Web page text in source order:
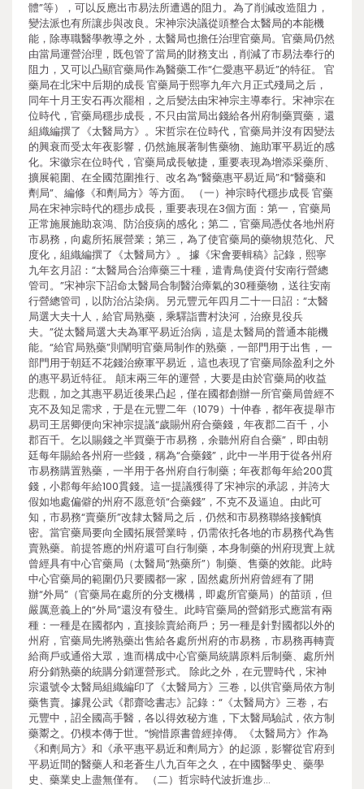
體”等），可以反應出市易法所遭遇的阻力。為了削減改造阻力，
變法派也有所讓步與改良。宋神宗決議從頭整合太醫局的本能機
能，除專職醫學教導之外，太醫局也擔任治理官藥局。官藥局仍然
由當局運營治理，既包管了當局的財務支出，削減了市易法奉行的
阻力，又可以凸顯官藥局作為醫藥工作“仁愛惠平易近”的特征。 官
藥局在北宋中后期的成長 官藥局于熙寧九年六月正式殘局之后，
同年十月王安石再次罷相，之后變法由宋神宗主導奉行。宋神宗在
位時代，官藥局穩步成長，不只由當局出錢給各州府制藥買藥，還
組織編撰了《太醫局方》。宋哲宗在位時代，官藥局并沒有因變法
的興衰而受太年夜影響，仍然施展著制售藥物、施助軍平易近的感
化。宋徽宗在位時代，官藥局成長敏捷，重要表現為增添采藥所、
擴展範圍、在全國范圍推行、改名為“醫藥惠平易近局”和“醫藥和
劑局”、編修《和劑局方》等方面。 （一）神宗時代穩步成長 官藥
局在宋神宗時代的穩步成長，重要表現在3個方面：第一，官藥局
正常施展施助哀鴻、防治疫病的感化；第二，官藥局憑仗各地州府
市易務，向處所拓展營業；第三，為了使官藥局的藥物規范化、尺
度化，組織編撰了《太醫局方》。 據《宋會要輯稿》記錄，熙寧
九年玄月詔：“太醫局合治瘴藥三十種，遣青鳥使資付安南行營總
管司。”宋神宗下詔命太醫局合制醫治瘴氣的30種藥物，送往安南
行營總管司，以防治沾染病。另元豐元年四月二十一日詔：“太醫
局選大夫十人，給官局熟藥，乘驛詣曹村決河，治療見役兵
夫。”從太醫局選大夫為軍平易近治病，這是太醫局的普通本能機
能。“給官局熟藥”則闡明官藥局制作的熟藥，一部門用于出售，一
部門用于朝廷不花錢治療軍平易近，這也表現了官藥局除盈利之外
的惠平易近特征。 顛末兩三年的運營，大要是由於官藥局的收益
悲觀，加之其惠平易近後果凸起，僅在國都創辦一所官藥局曾經不
克不及知足需求，于是在元豐二年（1079）十仲春，都年夜提舉市
易司王居卿便向宋神宗提議“歲賜州府合藥錢，年夜郡二百千，小
郡百千。乞以賜錢之半買藥于市易務，余聽州府自合藥”，即由朝
廷每年賜給各州府一些錢，稱為“合藥錢”，此中一半用于從各州府
市易務購置熟藥，一半用于各州府自行制藥；年夜郡每年給200貫
錢，小郡每年給100貫錢。這一提議獲得了宋神宗的承認，并誇大
假如地處偏僻的州府不愿意領“合藥錢”，不克不及逼迫。由此可
知，市易務“賣藥所”改隸太醫局之后，仍然和市易務聯絡接觸慎
密。當官藥局要向全國拓展營業時，仍需依托各地的市易務代為售
賣熟藥。前提答應的州府還可自行制藥，本身制藥的州府現實上就
曾經具有中心官藥局（太醫局“熟藥所”）制藥、售藥的效能。此時
中心官藥局的範圍仍只要國都一家，固然處所州府曾經有了開
辦“外局”（官藥局在處所的分支機構，即處所官藥局）的苗頭，但
嚴厲意義上的“外局”還沒有發生。此時官藥局的營銷形式應當有兩
種：一種是在國都內，直接賒賣給商戶；另一種是針對國都以外的
州府，官藥局先將熟藥出售給各處所州府的市易務，市易務再轉賣
給商戶或通俗大眾，進而構成中心官藥局統購原料后制藥、處所州
府分銷熟藥的統購分銷運營形式。 除此之外，在元豐時代，宋神
宗還號令太醫局組織編印了《太醫局方》三卷，以供官藥局依方制
藥售賣。據晁公武《郡齋唸書志》記錄：“《太醫局方》三卷，右
元豐中，詔全國高手醫，各以得效秘方進，下太醫局驗試，依方制
藥鬻之。仍模本傳于世。”惋惜原書曾經掉傳。《太醫局方》作為
《和劑局方》和《承平惠平易近和劑局方》的起源，影響從官府到
平易近間的醫藥人和老蒼生八九百年之久，在中國醫學史、藥學
史、藥業史上盡無僅有。 （二）哲宗時代波折進步…